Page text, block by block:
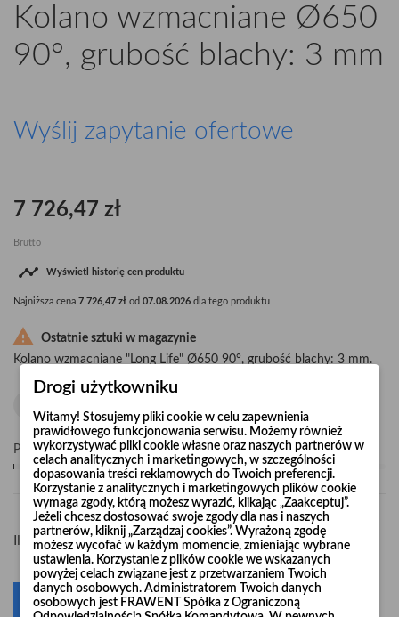
Kolano wzmacniane Ø650
90°, grubość blachy: 3 mm
Wyślij zapytanie ofertowe
7 726,47 zł
Brutto
 Wyświetl historię cen produktu
Najniższa cena 7 726,47 zł od 07.08.2026 dla tego produktu

Ostatnie sztuki w magazynie
Kolano wzmacniane "Long Life" Ø650 90°, grubość blachy: 3 mm.
Pośpiesz się! Tylko 1sztuk w magazynie
Ilość - +
Dodaj do koszyka 0
Drogi użytkowniku
Witamy! Stosujemy pliki cookie w celu zapewnienia
prawidłowego funkcjonowania serwisu. Możemy również
wykorzystywać pliki cookie własne oraz naszych partnerów w
celach analitycznych i marketingowych, w szczególności
dopasowania treści reklamowych do Twoich preferencji.
Korzystanie z analitycznych i marketingowych plików cookie
wymaga zgody, którą możesz wyrazić, klikając „Zaakceptuj”.
Jeżeli chcesz dostosować swoje zgody dla nas i naszych
partnerów, kliknij „Zarządzaj cookies”. Wyrażoną zgodę
możesz wycofać w każdym momencie, zmieniając wybrane
ustawienia. Korzystanie z plików cookie we wskazanych
powyżej celach związane jest z przetwarzaniem Twoich
danych osobowych. Administratorem Twoich danych
osobowych jest FRAWENT Spółka z Ograniczoną